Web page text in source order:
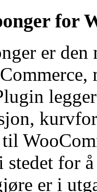
for
er
for
er i